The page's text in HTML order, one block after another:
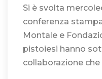
Si è svolta
conferenza
Montale e
pistoiesi hanno
collaborazione che